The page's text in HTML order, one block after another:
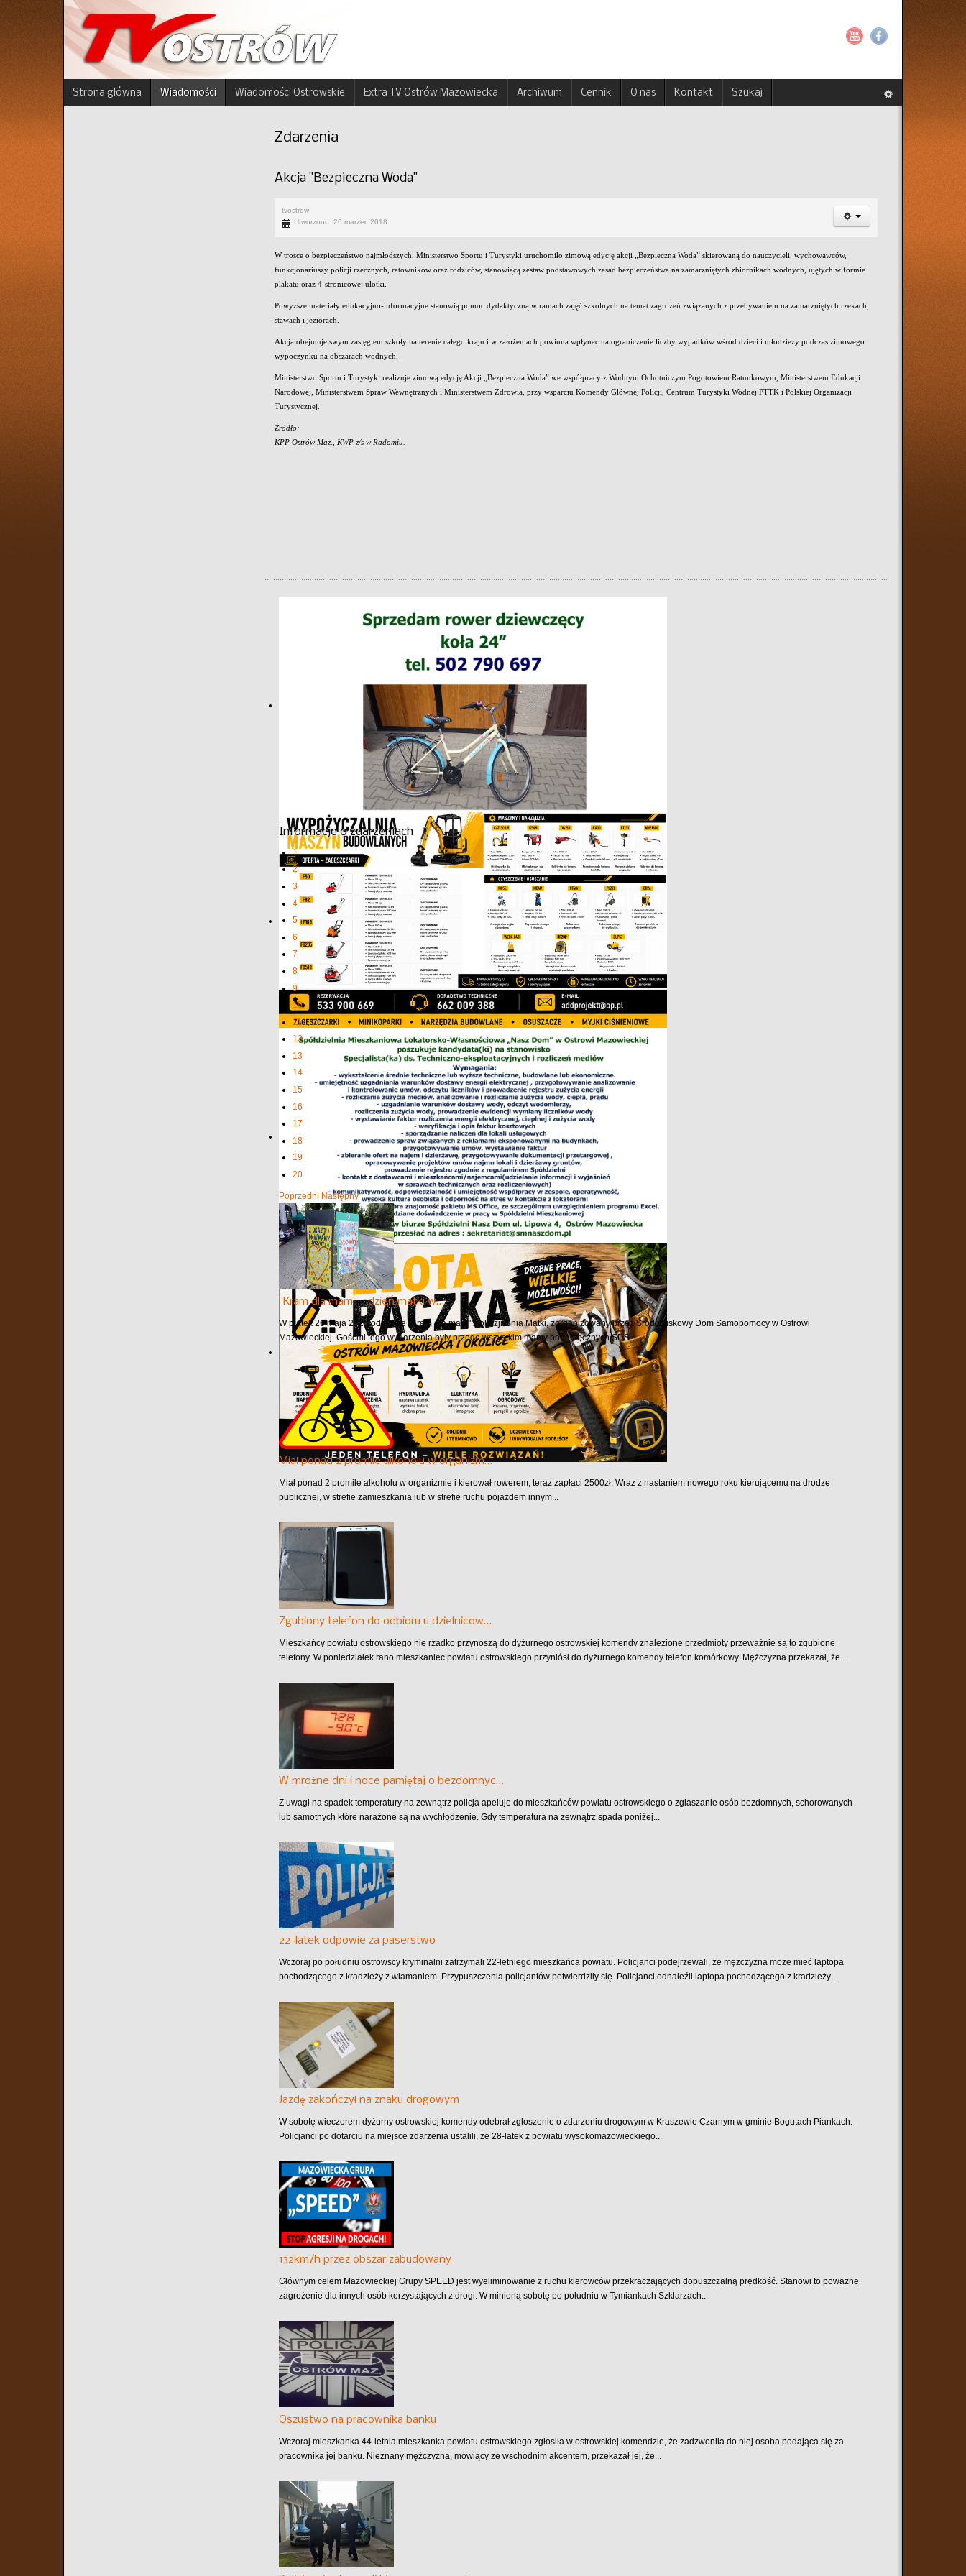
Strona główna Wiadomości Wiadomości Ostrowskie Extra TV Ostrów Mazowiecka Archiwum Cennik O nas Kontakt Szukaj
Zdarzenia
Akcja "Bezpieczna Woda"
tvostrow
Utworzono: 26 marzec 2018
W trosce o bezpieczeństwo najmłodszych, Ministerstwo Sportu i Turystyki uruchomiło zimową edycję akcji „Bezpieczna Woda” skierowaną do nauczycieli, wychowawców,
funkcjonariuszy policji rzecznych, ratowników oraz rodziców, stanowiącą zestaw podstawowych zasad bezpieczeństwa na zamarzniętych zbiornikach wodnych, ujętych w formie
plakatu oraz 4-stronicowej ulotki.
Powyższe materiały edukacyjno-informacyjne stanowią pomoc dydaktyczną w ramach zajęć szkolnych na temat zagrożeń związanych z przebywaniem na zamarzniętych rzekach,
stawach i jeziorach.
Akcja obejmuje swym zasięgiem szkoły na terenie całego kraju i w założeniach powinna wpłynąć na ograniczenie liczby wypadków wśród dzieci i młodzieży podczas zimowego
wypoczynku na obszarach wodnych.
Ministerstwo Sportu i Turystyki realizuje zimową edycję Akcji „Bezpieczna Woda” we współpracy z Wodnym Ochotniczym Pogotowiem Ratunkowym, Ministerstwem Edukacji
Narodowej, Ministerstwem Spraw Wewnętrznych i Ministerstwem Zdrowia, przy wsparciu Komendy Głównej Policji, Centrum Turystyki Wodnej PTTK i Polskiej Organizacji
Turystycznej.
Źródło:
KPP Ostrów Maz., KWP z/s w Radomiu.
Informacje o zdarzeniach
1
2
3
4
5
6
7
8
9
10
11
12
13
14
15
16
17
18
19
20
Poprzedni Następny
"Kram dla mam" - dzień matki w…
W piątek 26 maja 2023 odbył się "Kram dla mam" z okazji Dnia Matki, zorganizowany przez Środowiskowy Dom Samopomocy w Ostrowi
Mazowieckiej. Gośćmi tego wydarzenia były przede wszystkim mamy podopiecznych ŚDS...
Miał ponad 2 promile alkoholu w organizm…
Miał ponad 2 promile alkoholu w organizmie i kierował rowerem, teraz zapłaci 2500zł. Wraz z nastaniem nowego roku kierującemu na drodze
publicznej, w strefie zamieszkania lub w strefie ruchu pojazdem innym...
Zgubiony telefon do odbioru u dzielnicow…
Mieszkańcy powiatu ostrowskiego nie rzadko przynoszą do dyżurnego ostrowskiej komendy znalezione przedmioty przeważnie są to zgubione
telefony. W poniedziałek rano mieszkaniec powiatu ostrowskiego przyniósł do dyżurnego komendy telefon komórkowy. Mężczyzna przekazał, że...
W mroźne dni i noce pamiętaj o bezdomnyc…
Z uwagi na spadek temperatury na zewnątrz policja apeluje do mieszkańców powiatu ostrowskiego o zgłaszanie osób bezdomnych, schorowanych
lub samotnych które narażone są na wychłodzenie. Gdy temperatura na zewnątrz spada poniżej...
22-latek odpowie za paserstwo
Wczoraj po południu ostrowscy kryminalni zatrzymali 22-letniego mieszkańca powiatu. Policjanci podejrzewali, że mężczyzna może mieć laptopa
pochodzącego z kradzieży z włamaniem. Przypuszczenia policjantów potwierdziły się. Policjanci odnaleźli laptopa pochodzącego z kradzieży...
Jazdę zakończył na znaku drogowym
W sobotę wieczorem dyżurny ostrowskiej komendy odebrał zgłoszenie o zdarzeniu drogowym w Kraszewie Czarnym w gminie Bogutach Piankach.
Policjanci po dotarciu na miejsce zdarzenia ustalili, że 28-latek z powiatu wysokomazowieckiego...
132km/h przez obszar zabudowany
Głównym celem Mazowieckiej Grupy SPEED jest wyeliminowanie z ruchu kierowców przekraczających dopuszczalną prędkość. Stanowi to poważne
zagrożenie dla innych osób korzystających z drogi. W minioną sobotę po południu w Tymiankach Szklarzach...
Oszustwo na pracownika banku
Wczoraj mieszkanka 44-letnia mieszkanka powiatu ostrowskiego zgłosiła w ostrowskiej komendzie, że zadzwoniła do niej osoba podająca się za
pracownika jej banku. Nieznany mężczyzna, mówiący ze wschodnim akcentem, przekazał jej, że...